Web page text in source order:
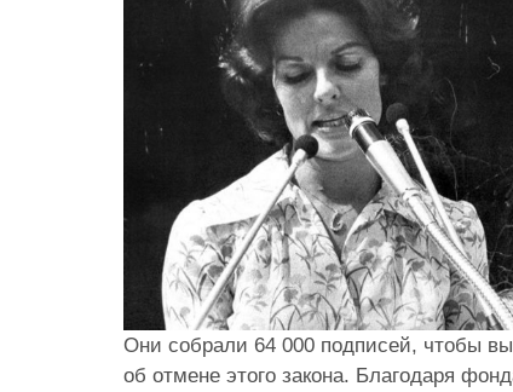
Они собрали 64 000 подписей, чтобы
об отмене этого закона. Благодаря